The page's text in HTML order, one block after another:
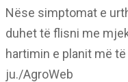
Nëse simptomat e
duhet të flisni me
hartimin e planit më
ju./AgroWeb